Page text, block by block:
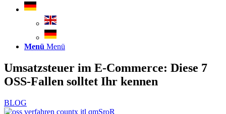
Menü Menü
Umsatzsteuer im E-Commerce: Diese 7
OSS-Fallen solltet Ihr kennen
BLOG